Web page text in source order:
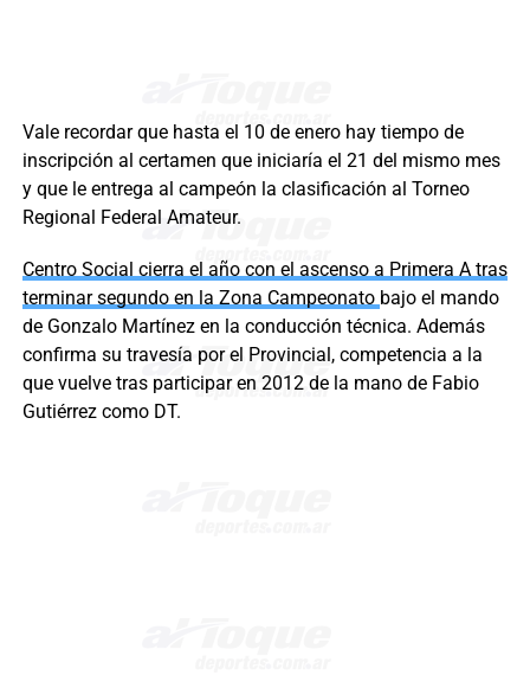
Vale recordar que hasta el 10 de enero hay tiempo de
inscripción al certamen que iniciaría el 21 del mismo mes
y que le entrega al campeón la clasificación al Torneo
Regional Federal Amateur.
Centro Social cierra el año con el ascenso a Primera A tras
terminar segundo en la Zona Campeonato bajo el mando
de Gonzalo Martínez en la conducción técnica. Además
confirma su travesía por el Provincial, competencia a la
que vuelve tras participar en 2012 de la mano de Fabio
Gutiérrez como DT.